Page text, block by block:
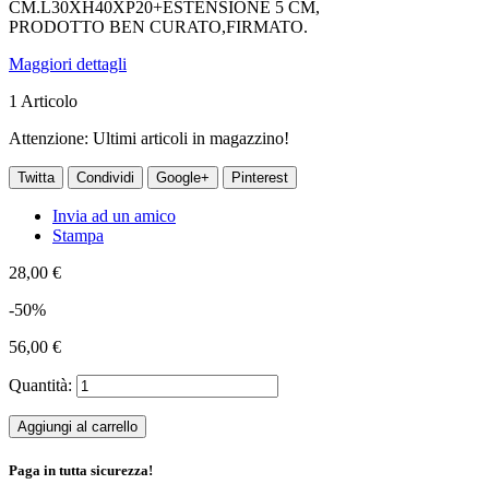
CM.L30XH40XP20+ESTENSIONE 5 CM,
PRODOTTO BEN CURATO,FIRMATO.
Maggiori dettagli
1 Articolo
Attenzione: Ultimi articoli in magazzino!
Twitta Condividi Google+ Pinterest
Invia ad un amico
Stampa
28,00 €
-50%
56,00 €
Quantità:
Aggiungi al carrello
Paga in tutta sicurezza!